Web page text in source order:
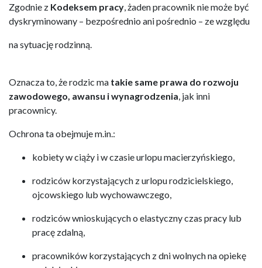
Zgodnie z Kodeksem pracy , żaden pracownik nie może być
dyskryminowany – bezpośrednio ani pośrednio – ze względu
na sytuację rodzinną.
Oznacza to, że rodzic ma takie same prawa do rozwoju
zawodowego, awansu i wynagrodzenia , jak inni
pracownicy.
Ochrona ta obejmuje m.in.:
kobiety w ciąży i w czasie urlopu macierzyńskiego,
rodziców korzystających z urlopu rodzicielskiego,
ojcowskiego lub wychowawczego,
rodziców wnioskujących o elastyczny czas pracy lub
pracę zdalną,
pracowników korzystających z dni wolnych na opiekę